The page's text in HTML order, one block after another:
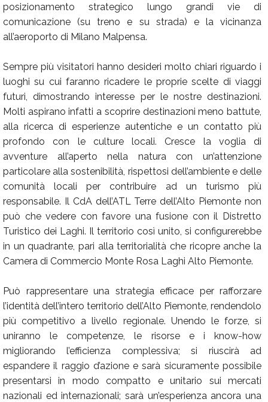
posizionamento strategico lungo grandi vie di
comunicazione (su treno e su strada) e la vicinanza
all’aeroporto di Milano Malpensa.
Sempre più visitatori hanno desideri molto chiari riguardo i
luoghi su cui faranno ricadere le proprie scelte di viaggi
futuri, dimostrando interesse per le nostre destinazioni.
Molti aspirano infatti a scoprire destinazioni meno battute,
alla ricerca di esperienze autentiche e un contatto più
profondo con le culture locali. Cresce la voglia di
avventure all’aperto nella natura con un’attenzione
particolare alla sostenibilità, rispettosi dell’ambiente e delle
comunità locali per contribuire ad un turismo più
responsabile. Il CdA dell’ATL Terre dell’Alto Piemonte non
può che vedere con favore una fusione con il Distretto
Turistico dei Laghi. Il territorio così unito, si configurerebbe
in un quadrante, pari alla territorialità che ricopre anche la
Camera di Commercio Monte Rosa Laghi Alto Piemonte.
Può rappresentare una strategia efficace per rafforzare
l’identità dell’intero territorio dell’Alto Piemonte, rendendolo
più competitivo a livello regionale. Unendo le forze, si
uniranno le competenze, le risorse e i know-how
migliorando l’efficienza complessiva; si riuscirà ad
espandere il raggio d’azione e sarà sicuramente possibile
presentarsi in modo compatto e unitario sui mercati
nazionali ed internazionali; sarà un’esperienza ancora una